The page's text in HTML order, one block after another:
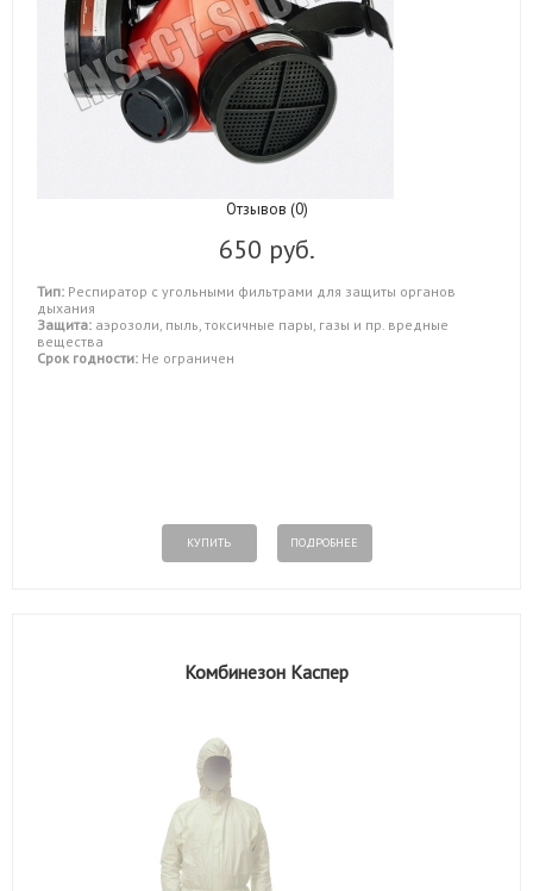
Отзывов (0)
650 руб.
Тип: Респиратор с угольными фильтрами для защиты органов
дыхания
Защита: аэрозоли, пыль, токсичные пары, газы и пр. вредные
вещества
Срок годности: Не ограничен
КУПИТЬ ПОДРОБНЕЕ
Комбинезон Каспер